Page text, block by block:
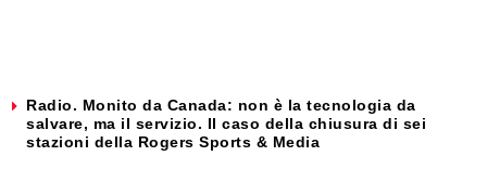
Radio. Monito da Canada: non è la tecnologia da
salvare, ma il servizio. Il caso della chiusura di sei
stazioni della Rogers Sports & Media